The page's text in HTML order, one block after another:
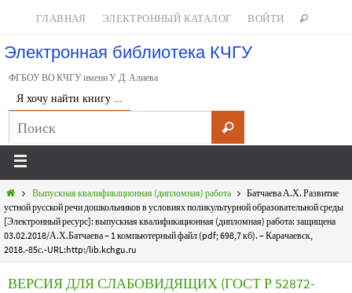
ГЛАВНАЯ ЭЛЕКТРОННЫЙ КАТАЛОГ ВОЙТИ
Электронная библиотека КЧГУ
ФГБОУ ВО КЧГУ имени У.Д. Алиева
Я хочу найти книгу …
Выпускная квалификационная (дипломная) работа
Батчаева А.Х. Развитие
устной русской речи дошкольников в условиях поликультурной образовательной среды
[Электронный ресурс]: выпускная квалификационная (дипломная) работа: защищена
03.02.2018/А.Х.Батчаева – 1 компьютерный файл (pdf; 698,7 кб). – Карачаевск,
2018.-85с.-URL:http:/lib.kchgu.ru
ВЕРСИЯ ДЛЯ СЛАБОВИДЯЩИХ (ГОСТ Р 52872-